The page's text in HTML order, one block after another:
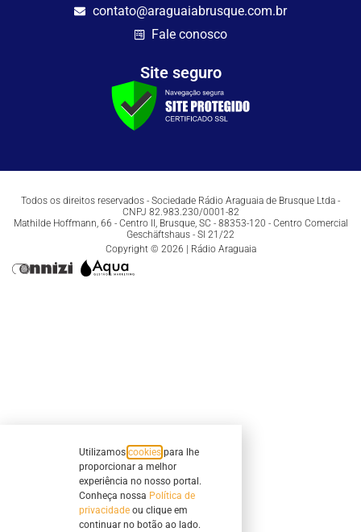
contato@araguaiabrusque.com.br
Fale conosco
Site seguro
Todos os direitos reservados - Sociedade Rádio Araguaia de Brusque Ltda -
CNPJ 82.983.230/0001-82
Mathilde Hoffmann, 66 - Centro II, Brusque, SC - 88353-120 - Centro Comercial
Geschäftshaus - Sl 21/22
Copyright © 2026 | Rádio Araguaia
Utilizamos cookies para lhe
proporcionar a melhor
experiência no nosso portal.
Conheça nossa Política de
privacidade ou clique em
continuar no botão ao lado.